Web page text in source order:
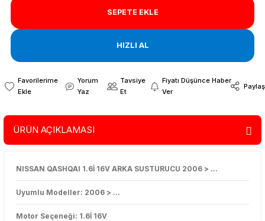
SEPETE EKLE
HIZLI AL
Yorum
Yaz
Tavsiye
Et
Fiyatı Düşünce Haber
Ver
Paylaş
ÜRÜN AÇIKLAMASI
NISSAN QASHQAI 1.6İ 16V ARKA SUSTURUCU 2006 > …
Uyumlu Modeller: 2006 > …
Motor Seçeneği: 1.6İ 16V